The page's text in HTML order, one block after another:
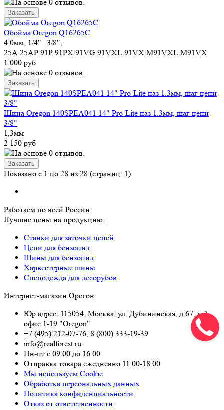
Обойма Oregon Q16265C
4,0мм; 1/4" | 3/8";
25A:25AP:91P:91PX:91VG:91VXL:91VX:M91VXL:M91VX
1 000 руб
Шина Oregon 140SPEA041 14" Pro-Lite паз 1.3мм, шаг цепи
3/8"
1,3мм
2 150 руб
Показано с 1 по 28 из 28 (страниц: 1)
Работаем по всей России
Лучшие цены на продукцию:
Станки для заточки цепей
Цепи для бензопил
Шины для бензопил
Харвестерные шины
Спецодежда для лесорубов
Интернет-магазин Орегон
Юр.адрес: 115054, Москва, ул. Дубининская, д.67, к.2,
офис 1-19 "Oregon"
+7 (495) 212-07-76, 8 (800) 333-19-39
info@realforest.ru
Пн-пт с 09:00 до 16:00
Отправка товара ежедневно 11:00-18:00
Мы используем Cookie
Обработка персональных данных
Политика конфиденциальности
Отказ от ответственности